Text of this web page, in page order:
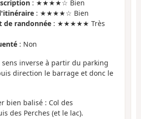
: ★★★★☆ Bien
: ★★★★☆ Bien
randonnée : ★★★★★ Très
: Non
sens inverse à partir du parking
direction le barrage et donc le
bien balisé : Col des
des Perches (et le lac).